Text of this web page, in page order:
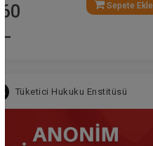
360
TL
Sepete Ekle
Tüketici Hukuku Enstitüsü